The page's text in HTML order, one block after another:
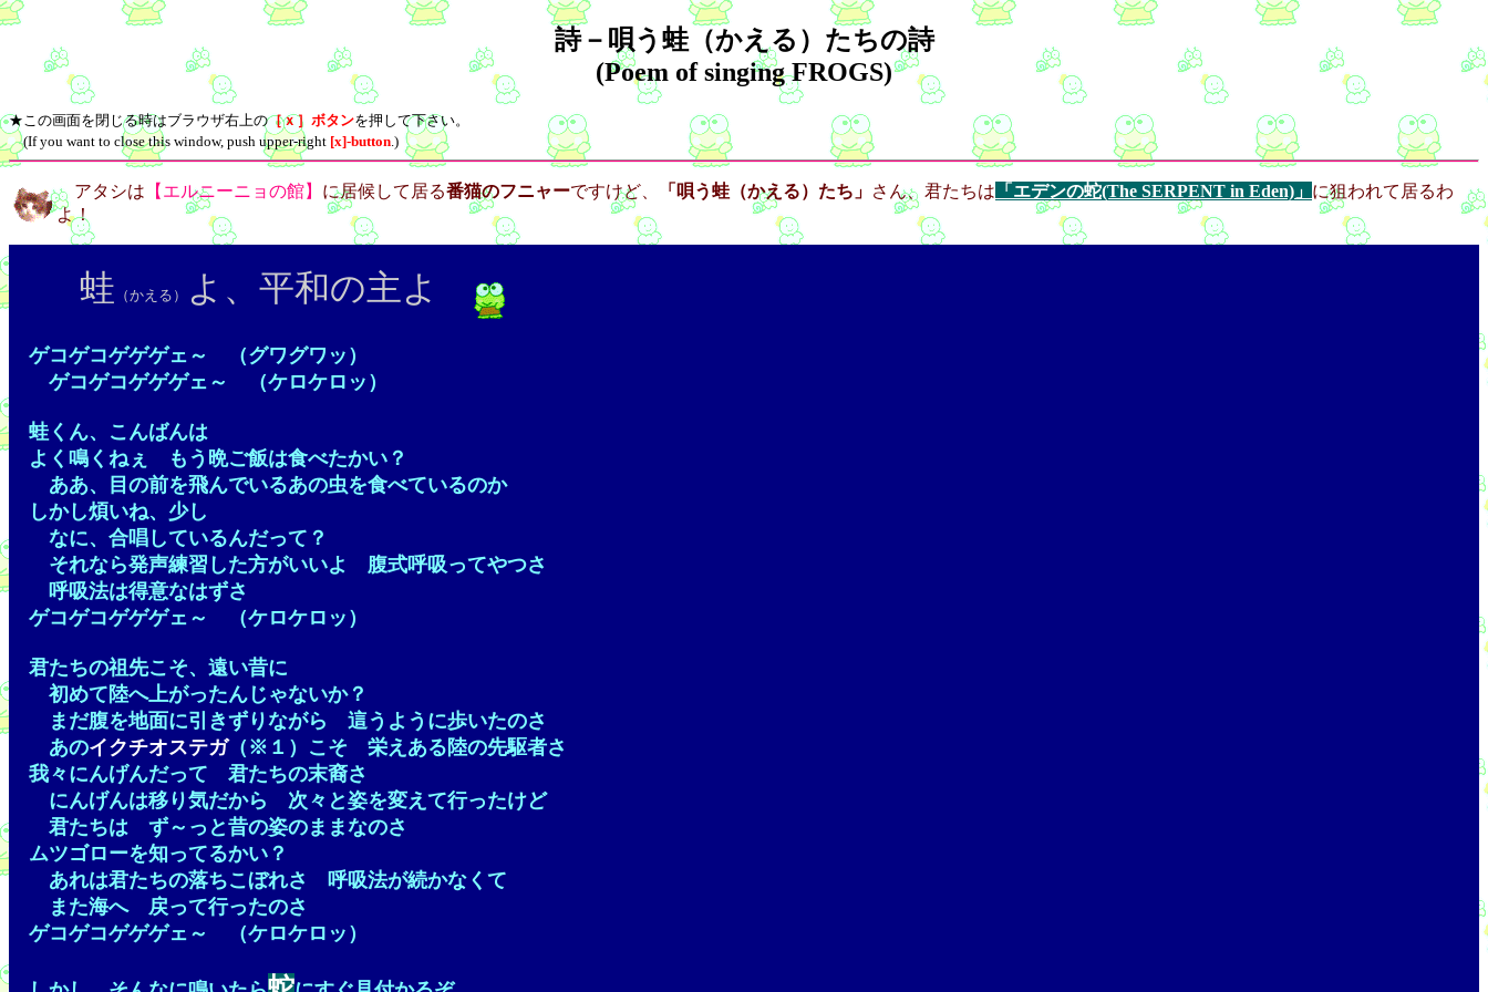
詩－唄う蛙（かえる）たちの詩
(Poem of singing FROGS)
★この画面を閉じる時はブラウザ右上の［ｘ］ボタンを押して下さい。
(If you want to close this window, push upper-right [x]-button .)
アタシは 【エルニーニョの館】 に居候して居る番猫のフニャーですけど、 「唄う蛙（かえる）たち」 さん、君たちは 「エデンの蛇(The SERPENT in Eden)」 に狙われて居るわ
よ！
蛙 （かえる） よ、平和の主よ
ゲコゲコゲゲゲェ～ （グワグワッ）
ゲコゲコゲゲゲェ～ （ケロケロッ）
蛙くん、こんばんは
よく鳴くねぇ もう晩ご飯は食べたかい？
ああ、目の前を飛んでいるあの虫を食べているのか
しかし煩いね、少し
なに、合唱しているんだって？
それなら発声練習した方がいいよ 腹式呼吸ってやつさ
呼吸法は得意なはずさ
ゲコゲコゲゲゲェ～ （ケロケロッ）
君たちの祖先こそ、遠い昔に
初めて陸へ上がったんじゃないか？
まだ腹を地面に引きずりながら 這うように歩いたのさ
あのイクチオステガ（※１）こそ 栄えある陸の先駆者さ
我々にんげんだって 君たちの末裔さ
にんげんは移り気だから 次々と姿を変えて行ったけど
君たちは ず～っと昔の姿のままなのさ
ムツゴローを知ってるかい？
あれは君たちの落ちこぼれさ 呼吸法が続かなくて
また海へ 戻って行ったのさ
ゲコゲコゲゲゲェ～ （ケロケロッ）